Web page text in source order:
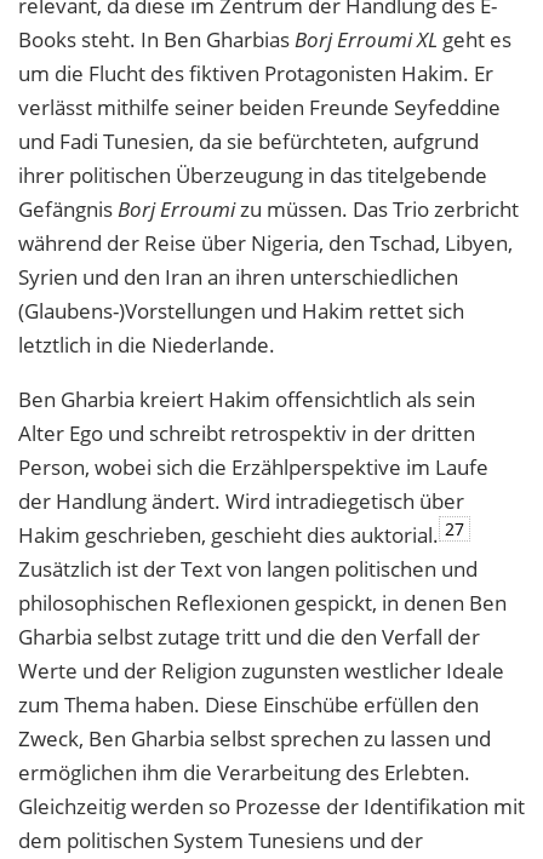
Books steht. In Ben GharbiasBorj Erroumi XL geht es
um die Flucht des fiktiven Protagonisten Hakim. Er
verlässt mithilfe seiner beiden Freunde Seyfeddine
und Fadi Tunesien, da sie befürchteten, aufgrund
ihrer politischen Überzeugung in das titelgebende
GefängnisBorj Erroumizu müssen. Das Trio zerbricht
während der Reise über Nigeria, den Tschad, Libyen,
Syrien und den Iran an ihren unterschiedlichen
(Glaubens-)Vorstellungen und Hakim rettet sich
letztlich in die Niederlande.
Ben Gharbia kreiert Hakim offensichtlich als sein
Alter Ego und schreibt retrospektiv in der dritten
Person, wobei sich die Erzählperspektive im Laufe
der Handlung ändert. Wird intradiegetisch über
Hakim geschrieben, geschieht dies auktorial. 27
Zusätzlich ist der Text von langen politischen und
philosophischen Reflexionen gespickt, in denen Ben
Gharbia selbst zutage tritt und die den Verfall der
Werte und der Religion zugunsten westlicher Ideale
zum Thema haben. Diese Einschübe erfüllen den
Zweck, Ben Gharbia selbst sprechen zu lassen und
ermöglichen ihm die Verarbeitung des Erlebten.
Gleichzeitig werden so Prozesse der Identifikation mit
dem politischen System Tunesiens und der